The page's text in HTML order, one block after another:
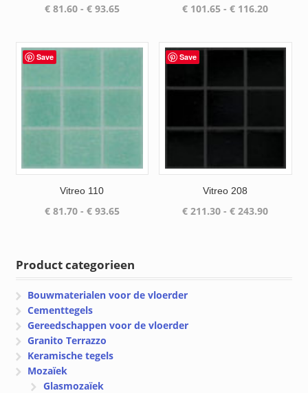
€81.60 - €93.65Prijsklasse:
€ 93.65
€ 101.65 - € 116.20
€ 116.20
Save
Vitreo 110
€81.70 - €93.65Prijsklasse:
Save
Vitreo 208
€ 211.30 - € 243.90
Product categorieen
Bouwmaterialen voor de vloerder
Cementtegels
Gereedschappen voor de vloerder
Granito Terrazzo
Keramische tegels
Mozaïek
Glasmozaïek